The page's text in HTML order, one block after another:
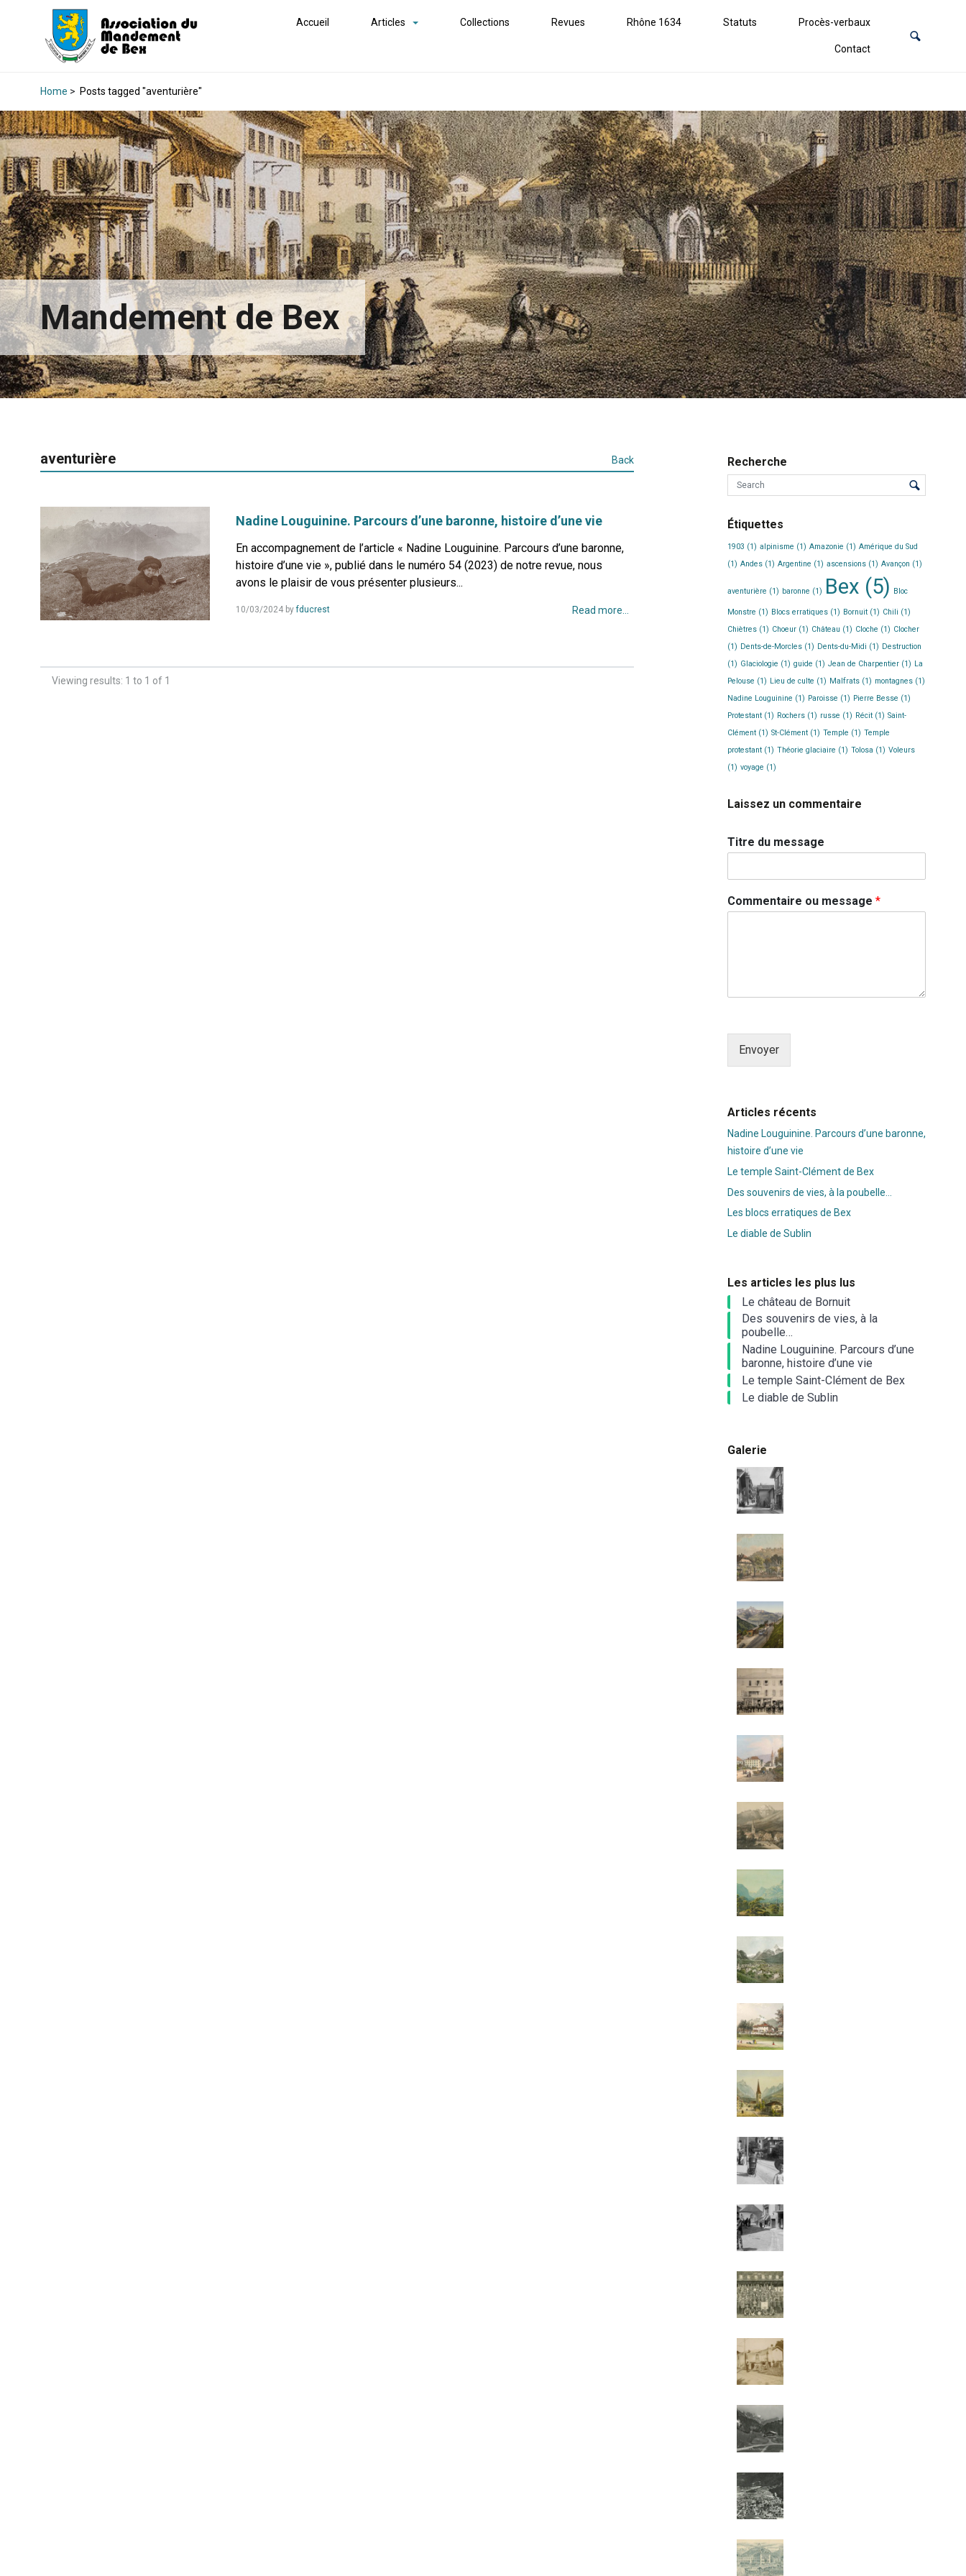
Accueil Articles Collections Revues Rhône 1634 Statuts Procès-verbaux
Contact
Home > Posts tagged "aventurière"
Mandement de Bex
aventurière Back
Nadine Louguinine. Parcours d’une baronne, histoire d’une vie
En accompagnement de l’article « Nadine Louguinine. Parcours d’une baronne,
histoire d’une vie », publié dans le numéro 54 (2023) de notre revue, nous
avons le plaisir de vous présenter plusieurs...
10/03/2024byfducrest Read more...
Viewing results: 1 to 1 of 1
Recherche
Étiquettes
1903 (1) alpinisme (1) Amazonie (1) Amérique du Sud
(1) Andes(1) Argentine (1) ascensions(1) Avançon (1)
aventurière (1) baronne (1) Bex (5) Bloc
Monstre (1) Blocs erratiques(1) Bornuit(1) Chili (1)
Chiètres(1) Choeur(1) Château (1) Cloche (1) Clocher
(1) Dents-de-Morcles(1) Dents-du-Midi (1) Destruction
(1) Glaciologie (1) guide (1) Jean de Charpentier(1) La
Pelouse (1) Lieu de culte (1) Malfrats(1) montagnes(1)
Nadine Louguinine (1) Paroisse (1) Pierre Besse (1)
Protestant(1) Rochers(1) russe (1) Récit(1) Saint-
Clément(1) St-Clément(1) Temple (1) Temple
protestant(1) Théorie glaciaire (1) Tolosa (1) Voleurs
(1) voyage (1)
Laissez un commentaire
Titre du message
Commentaire ou message *
Envoyer
Articles récents
Nadine Louguinine. Parcours d’une baronne,
histoire d’une vie
Le temple Saint-Clément de Bex
Des souvenirs de vies, à la poubelle…
Les blocs erratiques de Bex
Le diable de Sublin
Les articles les plus lus
Le château de Bornuit
Des souvenirs de vies, à la
poubelle…
Nadine Louguinine. Parcours d’une
baronne, histoire d’une vie
Le temple Saint-Clément de Bex
Le diable de Sublin
Galerie